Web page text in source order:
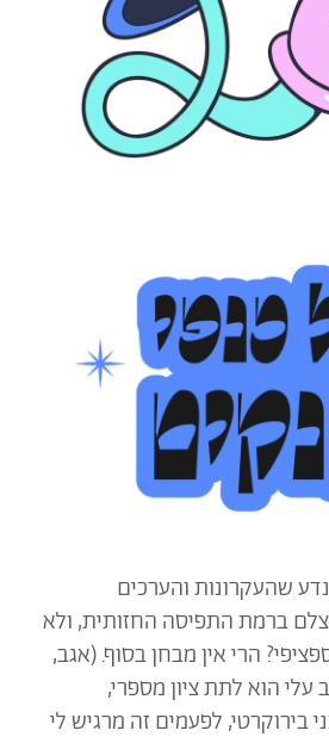
שהעקרונות והערכים
ברמת התפיסה החזותית, ולא
הרי אין מבחן בסוף.(אגב,
הוא לתת ציון מספרי,
בירוקרטי, לפעמים זה מרגיש לי